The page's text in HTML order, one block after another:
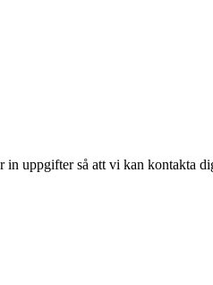
in uppgifter så att vi kan kontakta